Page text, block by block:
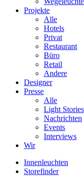
Projekte
Alle
Hotels
Privat
Restaurant
Büro
Retail
Andere
Designer
Presse
Alle
Light Stories
Nachrichten
Events
Interviews
Wir
Innenleuchten
Storefinder